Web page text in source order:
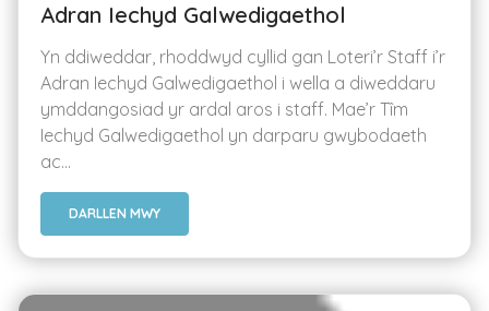
Adran Iechyd Galwedigaethol
Yn ddiweddar, rhoddwyd cyllid gan Loteri’r Staff i’r
Adran Iechyd Galwedigaethol i wella a diweddaru
ymddangosiad yr ardal aros i staff. Mae’r Tîm
Iechyd Galwedigaethol yn darparu gwybodaeth
ac...
DARLLEN MWY